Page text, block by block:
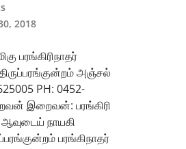
2018
பரங்கிரிநாதர்
அஞ்சல்
PH: 0452-
இறைவன்: பரங்கிரி
நாயகி
பரங்கிநாதர்